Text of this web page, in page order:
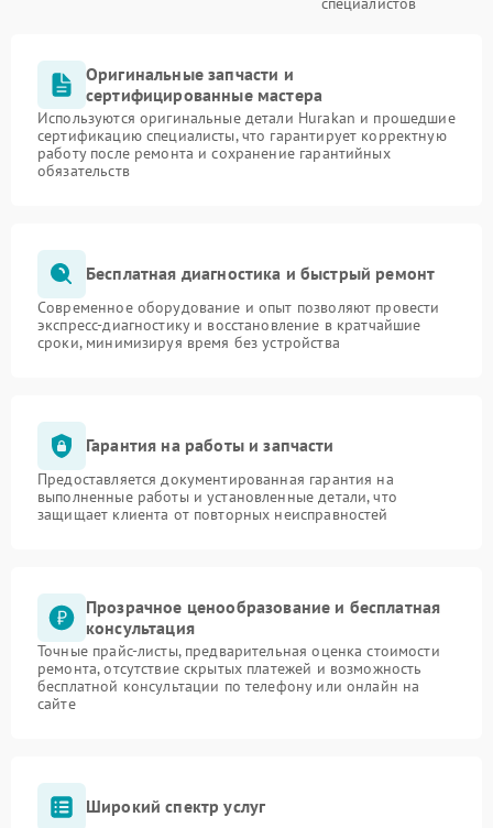
Оригинальные запчасти и
сертифицированные мастера
Используются оригинальные детали Hurakan и прошедшие
сертификацию специалисты, что гарантирует корректную
работу после ремонта и сохранение гарантийных
обязательств
Бесплатная диагностика и быстрый ремонт
Современное оборудование и опыт позволяют провести
экспресс-диагностику и восстановление в кратчайшие
сроки, минимизируя время без устройства
Гарантия на работы и запчасти
Предоставляется документированная гарантия на
выполненные работы и установленные детали, что
защищает клиента от повторных неисправностей
Прозрачное ценообразование и бесплатная
консультация
Точные прайс-листы, предварительная оценка стоимости
ремонта, отсутствие скрытых платежей и возможность
бесплатной консультации по телефону или онлайн на
сайте
Широкий спектр услуг